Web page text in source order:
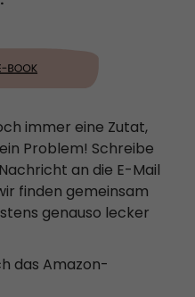
immer eine Zutat,
Problem! Schreibe
an die E-Mail
finden gemeinsam
genauso lecker
das Amazon-